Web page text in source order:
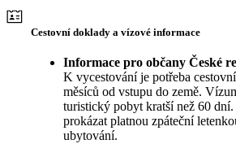
Cestovní doklady a vízové informace
Informace pro občany České
K vycestování je potřeba
měsíců od vstupu do země.
turistický pobyt kratší než 60 dní.
prokázat platnou zpáteční
ubytování.